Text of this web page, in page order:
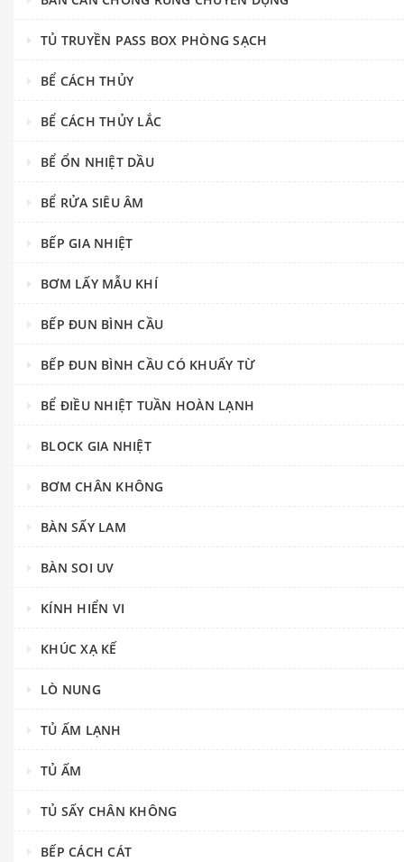
TỦ TRUYỀN PASS BOX PHÒNG SẠCH
BỂ CÁCH THỦY
BỂ CÁCH THỦY LẮC
BỂ ỔN NHIỆT DẦU
BỂ RỬA SIÊU ÂM
BẾP GIA NHIỆT
BƠM LẤY MẪU KHÍ
BẾP ĐUN BÌNH CẦU
BẾP ĐUN BÌNH CẦU CÓ KHUẤY TỪ
BỂ ĐIỀU NHIỆT TUẦN HOÀN LẠNH
BLOCK GIA NHIỆT
BƠM CHÂN KHÔNG
BÀN SẤY LAM
BÀN SOI UV
KÍNH HIỂN VI
KHÚC XẠ KẾ
LÒ NUNG
TỦ ẤM LẠNH
TỦ ẤM
TỦ SẤY CHÂN KHÔNG
BẾP CÁCH CÁT